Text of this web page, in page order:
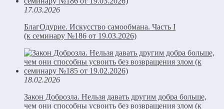
17.03.2026
БлагОдурие. Искусство самообмана. Часть I
(к семинару №186 от 19.03.2026)
18.02.2026
Закон Доброзла. Нельзя давать другим добра больше,
чем они способны усвоить без возвращения злом (к